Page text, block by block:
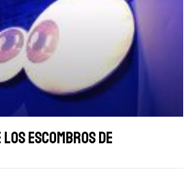
los escombros de